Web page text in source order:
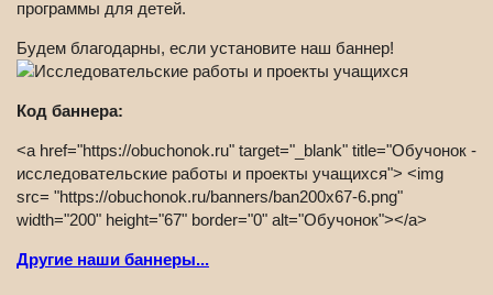
программы для детей.
Будем благодарны, если установите наш баннер!
Код баннера:
<a href="https://obuchonok.ru" target="_blank" title="Обучонок -
исследовательские работы и проекты учащихся"> <img
src= "https://obuchonok.ru/banners/ban200x67-6.png"
width="200" height="67" border="0" alt="Обучонок"></a>
Другие наши баннеры...